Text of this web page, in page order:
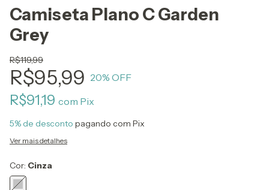
Camiseta Plano C Garden
Grey
R$119,99
R$95,99 20% OFF
R$91,19 com Pix
5% de desconto pagando com Pix
Ver mais detalhes
Cor: Cinza